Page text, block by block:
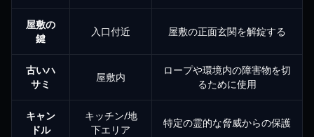
屋敷の
鍵
入口付近 屋敷の正面玄関を解錠する
古いハ
サミ
屋敷内
ロープや環境内の障害物を切
るために使用
キャン
ドル
キッチン/地
下エリア
特定の霊的な脅威からの保護